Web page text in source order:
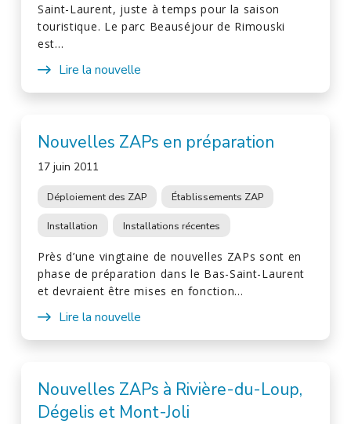
Saint-Laurent, juste à temps pour la saison
touristique. Le parc Beauséjour de Rimouski
est…
Lire la nouvelle
Nouvelles ZAPs en préparation
17 juin 2011
Déploiement des ZAP Établissements ZAP
Installation Installations récentes
Près d’une vingtaine de nouvelles ZAPs sont en
phase de préparation dans le Bas-Saint-Laurent
et devraient être mises en fonction…
Lire la nouvelle
Nouvelles ZAPs à Rivière-du-Loup,
Dégelis et Mont-Joli